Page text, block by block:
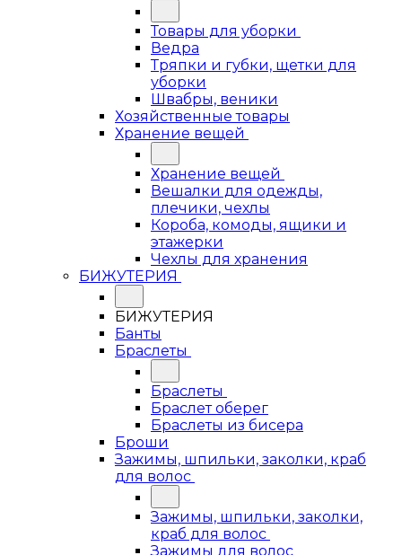
Товары для уборки
Ведра
Тряпки и губки, щетки для
уборки
Швабры, веники
Хозяйственные товары
Хранение вещей
Хранение вещей
Вешалки для одежды,
плечики, чехлы
Короба, комоды, ящики и
этажерки
Чехлы для хранения
БИЖУТЕРИЯ
БИЖУТЕРИЯ
Банты
Браслеты
Браслеты
Браслет оберег
Браслеты из бисера
Броши
Зажимы, шпильки, заколки, краб
для волос
Зажимы, шпильки, заколки,
краб для волос
Зажимы для волос